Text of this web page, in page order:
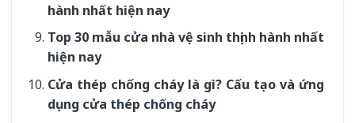
hành nhất hiện nay
Top 30 mẫu cửa nhà vệ sinh thịnh hành nhất
hiện nay
Cửa thép chống cháy là gì? Cấu tạo và ứng
dụng cửa thép chống cháy